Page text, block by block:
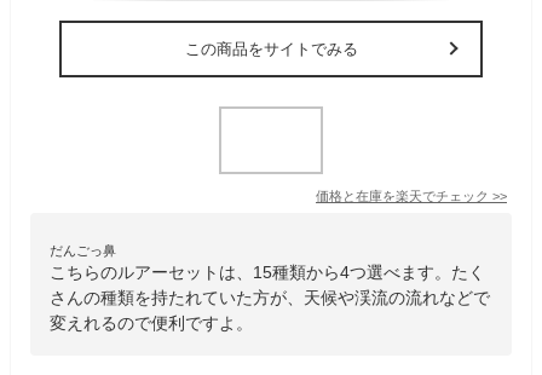
この商品をサイトでみる
価格と在庫を楽天でチェック >>
だんごっ鼻
こちらのルアーセットは、15種類から4つ選べます。たく
さんの種類を持たれていた方が、天候や渓流の流れなどで
変えれるので便利ですよ。